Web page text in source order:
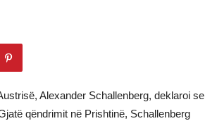
Alexander Schallenberg, deklaroi se
qëndrimit në Prishtinë, Schallenberg